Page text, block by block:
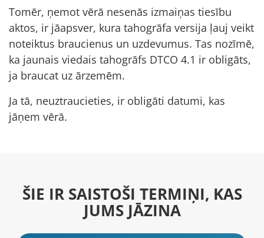
Tomēr, ņemot vērā nesenās izmaiņas tiesību
aktos, ir jāapsver, kura tahogrāfa versija ļauj veikt
noteiktus braucienus un uzdevumus. Tas nozīmē,
ka jaunais viedais tahogrāfs DTCO 4.1 ir obligāts,
ja braucat uz ārzemēm.
Ja tā, neuztraucieties, ir obligāti datumi, kas
jāņem vērā.
ŠIE IR SAISTOŠI TERMIŅI, KAS
JUMS JĀZINA